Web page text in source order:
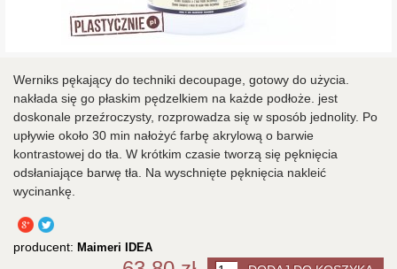
Werniks pękający do techniki decoupage, gotowy do użycia.
nakłada się go płaskim pędzelkiem na każde podłoże. jest
doskonale przeźroczysty, rozprowadza się w sposób jednolity. Po
upływie około 30 min nałożyć farbę akrylową o barwie
kontrastowej do tła. W krótkim czasie tworzą się pęknięcia
odsłaniające barwę tła. Na wyschnięte pęknięcia nakleić
wycinankę.
producent: Maimeri IDEA